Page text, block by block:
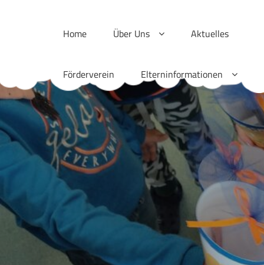
Home Über Uns Aktuelles
Förderverein Elterninformationen